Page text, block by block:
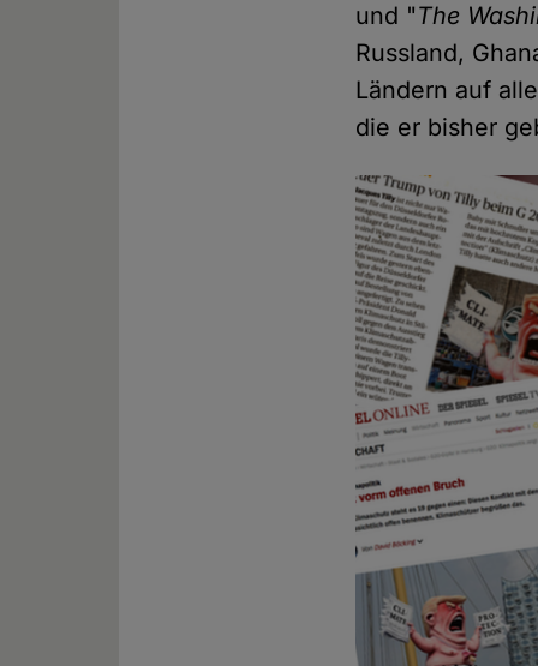
und "The
Russland,
Ländern auf
die er bisher